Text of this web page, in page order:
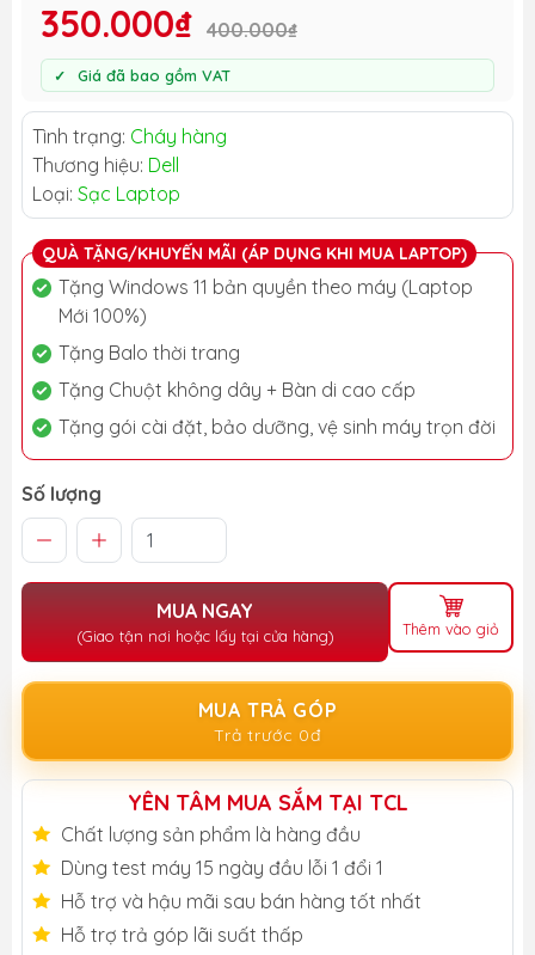
350.000₫ 400.000₫
Giá đã bao gồm VAT
Tình trạng: Cháy hàng
Thương hiệu: Dell
Loại: Sạc Laptop
QUÀ TẶNG/KHUYẾN MÃI (ÁP DỤNG KHI MUA LAPTOP)
Tặng Windows 11 bản quyền theo máy (Laptop
Mới 100%)
Tặng Balo thời trang
Tặng Chuột không dây + Bàn di cao cấp
Tặng gói cài đặt, bảo dưỡng, vệ sinh máy trọn đời
Số lượng
MUA NGAY
(Giao tận nơi hoặc lấy tại cửa hàng) Thêm vào giỏ
MUA TRẢ GÓP
Trả trước 0đ
YÊN TÂM MUA SẮM TẠI TCL
Chất lượng sản phẩm là hàng đầu
Dùng test máy 15 ngày đầu lỗi 1 đổi 1
Hỗ trợ và hậu mãi sau bán hàng tốt nhất
Hỗ trợ trả góp lãi suất thấp